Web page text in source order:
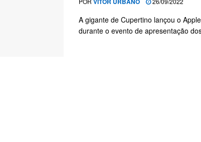
A gigante de Cupertino lançou o
durante o evento de apresentação